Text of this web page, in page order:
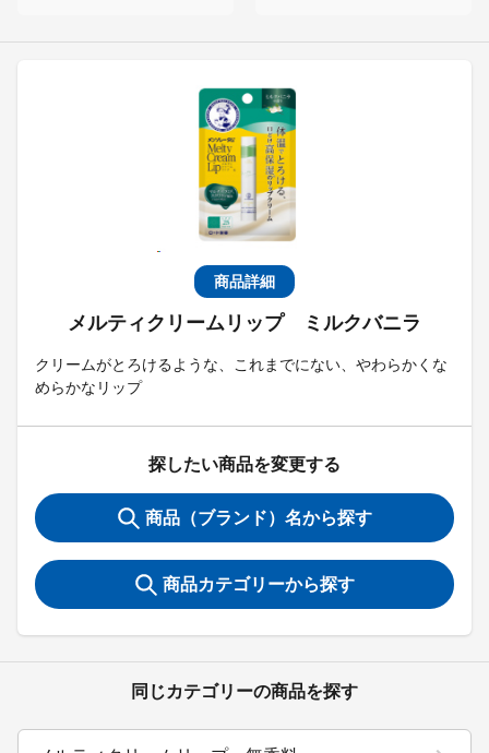
商品詳細
メルティクリームリップ ミルクバニラ
クリームがとろけるような、これまでにない、やわらかくな
めらかなリップ
探したい商品を変更する
商品（ブランド）名から探す
商品カテゴリーから探す
同じカテゴリーの商品を探す